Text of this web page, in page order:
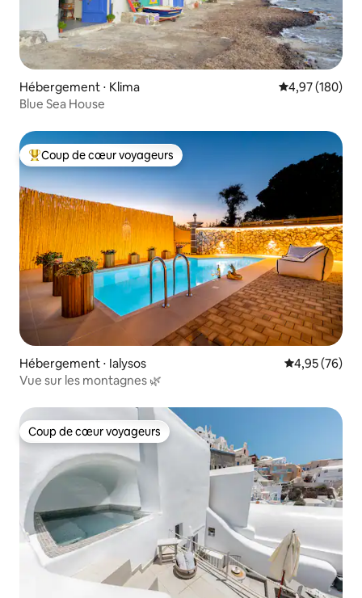
Hébergement ⋅ Klima Évaluation
4,97 (180)
Blue Sea House
Coups de cœur voyageurs les plus appréciés
Coup de cœur voyageurs
Hébergement ⋅ Ialysos Évaluation
4,95 (76)
Vue sur les montagnes 🌿
Coup de cœur voyageurs
Coup de cœur voyageurs